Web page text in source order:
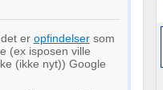
er opfindelsersom
(ex isposen ville
(ikke nyt)) Google